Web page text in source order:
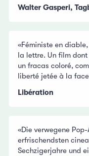
Walter Gasperi,
«Féministe en
la lettre. Un film dont
un fracas coloré,
liberté jetée à la
Libération
«Die verwegene
erfrischendsten
Sechzigerjahre und